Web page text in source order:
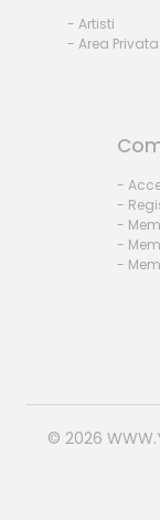
- Artisti
- Area Privata
-
-
-
-
-
© 2026